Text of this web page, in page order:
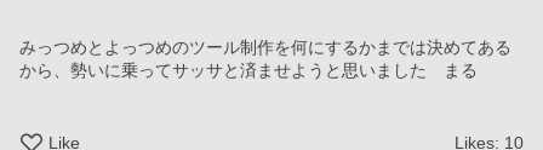
みっつめとよっつめのツール制作を何にするかまでは決めてある
から、勢いに乗ってサッサと済ませようと思いました　まる
Like Likes: 10